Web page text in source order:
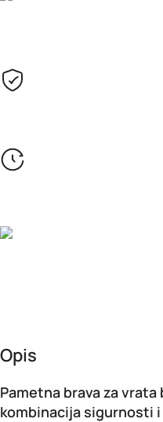
Opis
Pametna brava za vrata
kombinacija sigurnosti